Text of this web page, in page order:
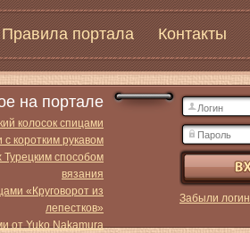
Правила портала Контакты
на портале
колосок спицами
с коротким рукавом
Турецким способом
вязания
«Круговорот из
лепестков»
от Yuko Nakamura
Забыли логин